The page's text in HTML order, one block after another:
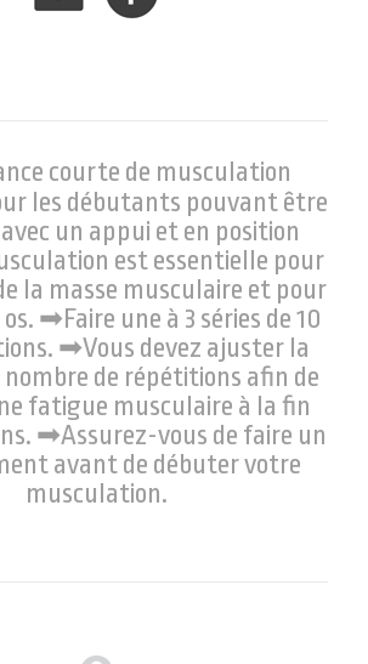
courte de musculation
les débutants pouvant être
un appui et en position
est essentielle pour
la masse musculaire et pour
➡Faire une à 3 séries de 10
➡Vous devez ajuster la
de répétitions afin de
fatigue musculaire à la fin
➡Assurez-vous de faire un
avant de débuter votre
musculation.